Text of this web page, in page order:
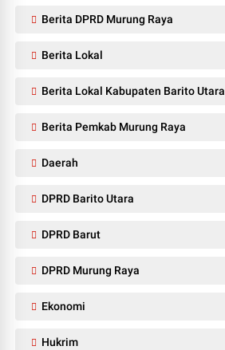
Berita DPRD Murung Raya
Berita Lokal
Berita Lokal Kabupaten Barito Utara
Berita Pemkab Murung Raya
Daerah
DPRD Barito Utara
DPRD Barut
DPRD Murung Raya
Ekonomi
Hukrim